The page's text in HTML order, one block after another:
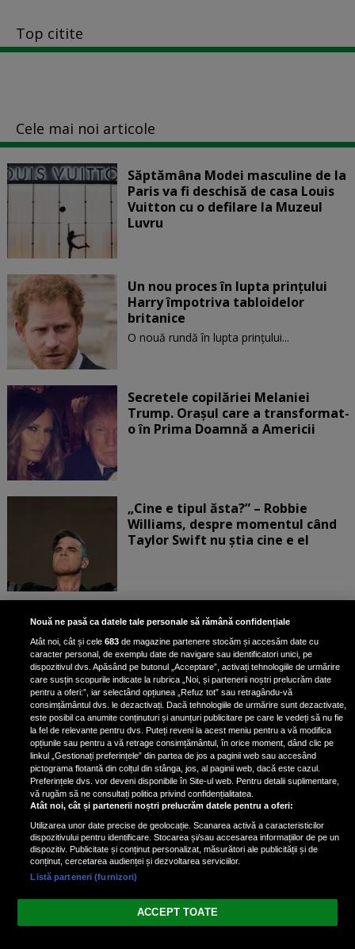
Top citite
Cele mai noi articole
Săptămâna Modei masculine de la
Paris va fi deschisă de casa Louis
Vuitton cu o defilare la Muzeul
Luvru
Un nou proces în lupta prinţului
Harry împotriva tabloidelor
britanice
O nouă rundă în lupta prinţului...
Secretele copilăriei Melaniei
Trump. Orașul care a transformat-
o în Prima Doamnă a Americii
„Cine e tipul ăsta?” – Robbie
Williams, despre momentul când
Taylor Swift nu știa cine e el
Bruce Dickinson, solistul trupei
Iron Maiden, şi-a arătat talentul
de scrimer la un concurs în Franţa
Nicki Minaj, acuzată de agresiune
de fostul manager: Detalii șocante
din proces
Nicki Minaj le-a lăudat pe...
Vezi varianta Desktop
Nouă ne pasă ca datele tale personale să rămână confidențiale
Atât noi, cât și cele683 de magazine partenere stocăm și accesăm date cu
caracter personal, de exemplu date de navigare sau identificatori unici, pe
dispozitivul dvs. Apăsând pe butonul „Acceptare”, activați tehnologiile de urmărire
care susțin scopurile indicate la rubrica „Noi, și partenerii noștri prelucrăm date
pentru a oferi:”, iar selectând opțiunea „Refuz tot” sau retragându-vă
consimțământul dvs. le dezactivați. Dacă tehnologiile de urmărire sunt dezactivate,
este posibil ca anumite conținuturi și anunțuri publicitare pe care le vedeți să nu fie
la fel de relevante pentru dvs. Puteți reveni la acest meniu pentru a vă modifica
opțiunile sau pentru a vă retrage consimțământul, în orice moment, dând clic pe
linkul „Gestionați preferințele” din partea de jos a paginii web sau accesând
pictograma flotantă din colțul din stânga, jos, al paginii web, dacă este cazul.
Preferințele dvs. vor deveni disponibile în Site-ul web. Pentru detalii suplimentare,
vă rugăm să ne consultați politica privind confidențialitatea.
Atât noi, cât și partenerii noștri prelucrăm datele pentru a oferi:
Utilizarea unor date precise de geolocație. Scanarea activă a caracteristicilor
dispozitivului pentru identificare. Stocarea și/sau accesarea informațiilor de pe un
dispozitiv. Publicitate și conținut personalizat, măsurători ale publicității și de
conținut, cercetarea audienței și dezvoltarea serviciilor.
Listă parteneri (furnizori)
ACCEPT TOATE